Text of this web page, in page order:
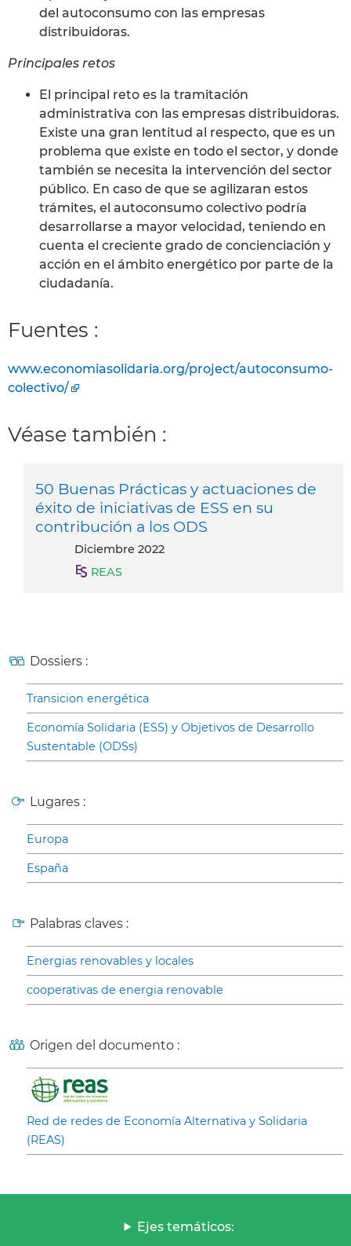
del autoconsumo con las empresas
distribuidoras.
Principales retos
El principal reto es la tramitación
administrativa con las empresas distribuidoras.
Existe una gran lentitud al respecto, que es un
problema que existe en todo el sector, y donde
también se necesita la intervención del sector
público. En caso de que se agilizaran estos
trámites, el autoconsumo colectivo podría
desarrollarse a mayor velocidad, teniendo en
cuenta el creciente grado de concienciación y
acción en el ámbito energético por parte de la
ciudadanía.
Fuentes :
www.economiasolidaria.org/project/autoconsumo-
colectivo/
Véase también :
50 Buenas Prácticas y actuaciones de
éxito de iniciativas de ESS en su
contribución a los ODS
diciembre 2022
REAS
Dossiers :
Transicion energética
Economía Solidaria (ESS) y Objetivos de Desarrollo
Sustentable (ODSs)
Lugares :
Europa
España
Palabras claves :
Energias renovables y locales
cooperativas de energia renovable
Origen del documento :
Red de redes de Economía Alternativa y Solidaria
(REAS)
Ejes temáticos: